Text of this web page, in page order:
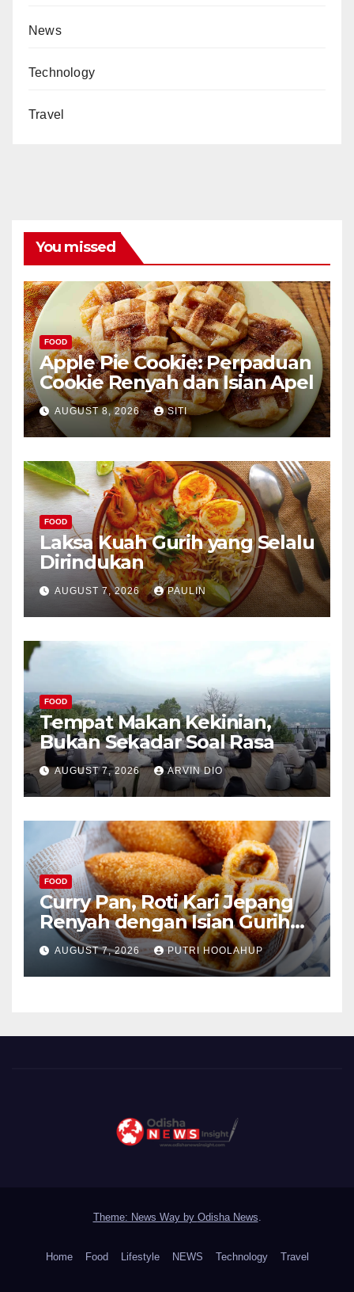
News
Technology
Travel
You missed
FOOD
Apple Pie Cookie: Perpaduan
Cookie Renyah dan Isian Apel
AUGUST 8, 2026 SITI
FOOD
Laksa Kuah Gurih yang Selalu
Dirindukan
AUGUST 7, 2026 PAULIN
FOOD
Tempat Makan Kekinian,
Bukan Sekadar Soal Rasa
AUGUST 7, 2026 ARVIN DIO
FOOD
Curry Pan, Roti Kari Jepang
Renyah dengan Isian Gurih
Menggoda
AUGUST 7, 2026 PUTRI HOOLAHUP
Theme: News Way by Odisha News
Home Food Lifestyle NEWS Technology Travel